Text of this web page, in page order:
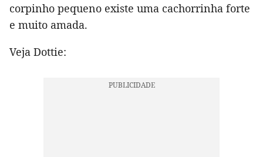
corpinho pequeno existe uma cachorrinha forte
e muito amada.
Veja Dottie: